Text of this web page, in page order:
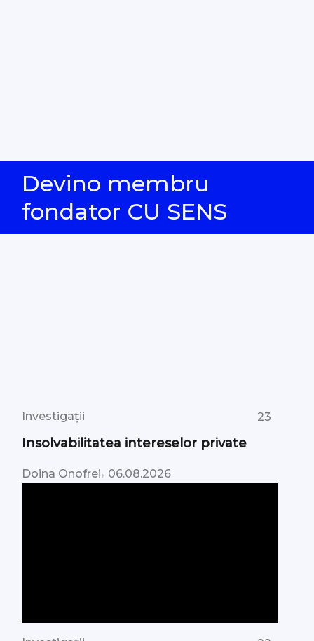
Devino membru
fondator CU SENS
Investigații 23
Insolvabilitatea intereselor private
Doina Onofrei, 06.08.2026